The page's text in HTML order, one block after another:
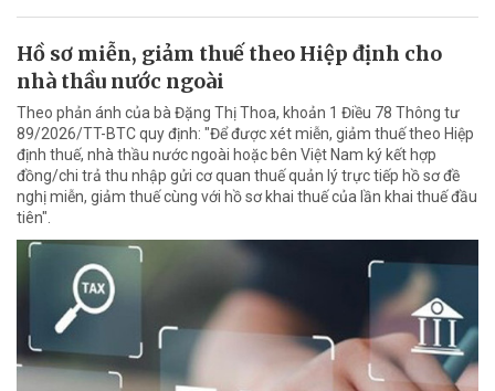
Hồ sơ miễn, giảm thuế theo Hiệp định cho
nhà thầu nước ngoài
Theo phản ánh của bà Đặng Thị Thoa, khoản 1 Điều 78 Thông tư
89/2026/TT-BTC quy định: "Để được xét miễn, giảm thuế theo Hiệp
định thuế, nhà thầu nước ngoài hoặc bên Việt Nam ký kết hợp
đồng/chi trả thu nhập gửi cơ quan thuế quản lý trực tiếp hồ sơ đề
nghị miễn, giảm thuế cùng với hồ sơ khai thuế của lần khai thuế đầu
tiên".